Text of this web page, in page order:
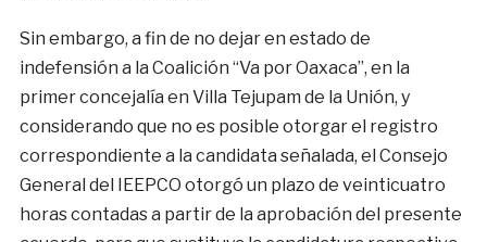
Sin embargo, a fin de no dejar en estado de
indefensión a la Coalición “Va por Oaxaca”, en la
primer concejalía en Villa Tejupam de la Unión, y
considerando que no es posible otorgar el registro
correspondiente a la candidata señalada, el Consejo
General del IEEPCO otorgó un plazo de veinticuatro
horas contadas a partir de la aprobación del presente